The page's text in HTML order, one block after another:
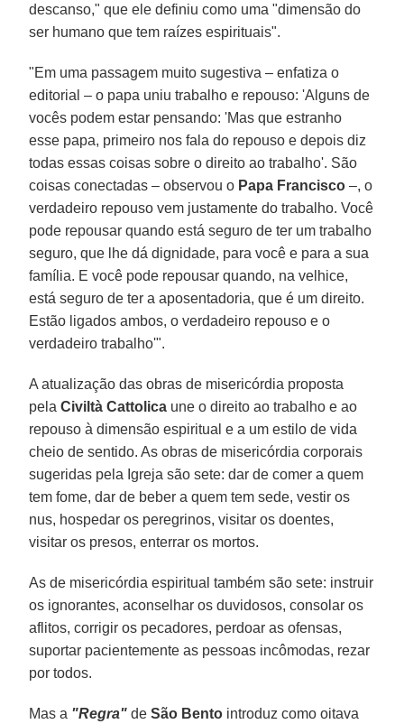
descanso," que ele definiu como uma "dimensão do
ser humano que tem raízes espirituais".
"Em uma passagem muito sugestiva – enfatiza o
editorial – o papa uniu trabalho e repouso: 'Alguns de
vocês podem estar pensando: 'Mas que estranho
esse papa, primeiro nos fala do repouso e depois diz
todas essas coisas sobre o direito ao trabalho'. São
coisas conectadas – observou o Papa Francisco –, o
verdadeiro repouso vem justamente do trabalho. Você
pode repousar quando está seguro de ter um trabalho
seguro, que lhe dá dignidade, para você e para a sua
família. E você pode repousar quando, na velhice,
está seguro de ter a aposentadoria, que é um direito.
Estão ligados ambos, o verdadeiro repouso e o
verdadeiro trabalho'".
A atualização das obras de misericórdia proposta
pelaCiviltà Cattolica une o direito ao trabalho e ao
repouso à dimensão espiritual e a um estilo de vida
cheio de sentido. As obras de misericórdia corporais
sugeridas pela Igreja são sete: dar de comer a quem
tem fome, dar de beber a quem tem sede, vestir os
nus, hospedar os peregrinos, visitar os doentes,
visitar os presos, enterrar os mortos.
As de misericórdia espiritual também são sete: instruir
os ignorantes, aconselhar os duvidosos, consolar os
aflitos, corrigir os pecadores, perdoar as ofensas,
suportar pacientemente as pessoas incômodas, rezar
por todos.
Mas a "Regra" deSão Bento introduz como oitava